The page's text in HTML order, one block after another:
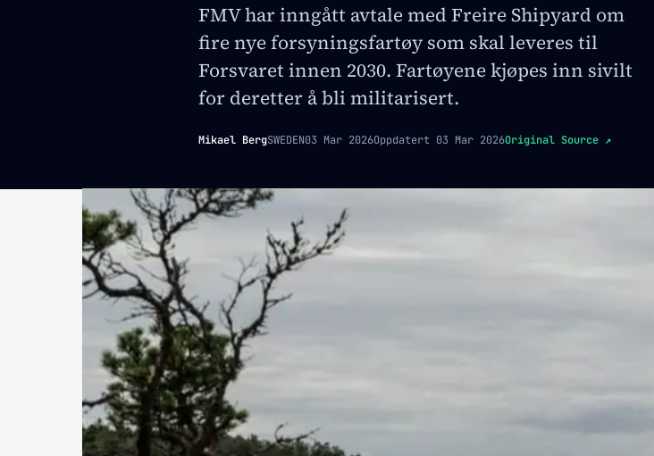
FMV har inngått avtale med Freire Shipyard om
fire nye forsyningsfartøy som skal leveres til
Forsvaret innen 2030. Fartøyene kjøpes inn sivilt
for deretter å bli militarisert.
Mikael BergSWEDEN03 Mar 2026Oppdatert 03 Mar 2026Original Source ↗